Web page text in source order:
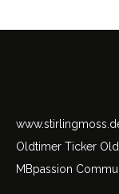
Oldtimer Ticker
MBpassion